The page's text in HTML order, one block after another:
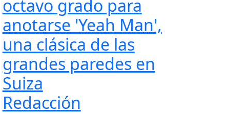
octavo grado para
anotarse 'Yeah Man',
una clásica de las
grandes paredes en
Suiza
Redacción